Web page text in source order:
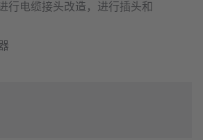
行电缆接头改造，进行插头和